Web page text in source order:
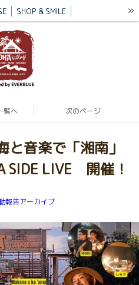
SHOP & SMILE
BLOG
»
覧へ 次のページ
と音楽で「湘南」
SIDE LIVE 開催！
報告アーカイブ